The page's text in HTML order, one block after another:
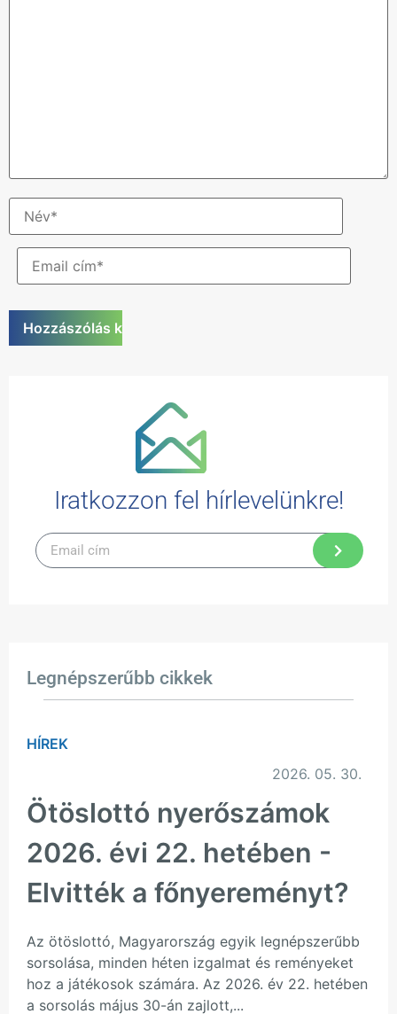
Iratkozzon fel hírlevelünkre!
Legnépszerűbb cikkek
HÍREK
2026. 05. 30.
Ötöslottó nyerőszámok
2026. évi 22. hetében -
Elvitték a főnyereményt?
Az ötöslottó, Magyarország egyik legnépszerűbb
sorsolása, minden héten izgalmat és reményeket
hoz a játékosok számára. Az 2026. év 22. hetében
a sorsolás május 30-án zajlott,...